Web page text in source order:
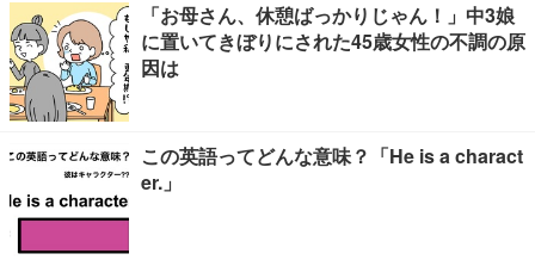
「お母さん、休憩ばっかりじゃん！」中3娘
に置いてきぼりにされた45歳女性の不調の原
因は
この英語ってどんな意味？「He is a charact
er.」